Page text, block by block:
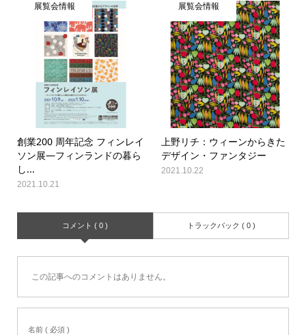
展覧会情報
創業200 周年記念 フィンレイ
ソン展―フィンランドの暮ら
し...
2021.10.21
展覧会情報
上野リチ：ウィーンからきた
デザイン・ファンタジー
2021.10.22
コメント ( 0 ) トラックバック ( 0 )
この記事へのコメントはありません。
名前 ( 必須 )